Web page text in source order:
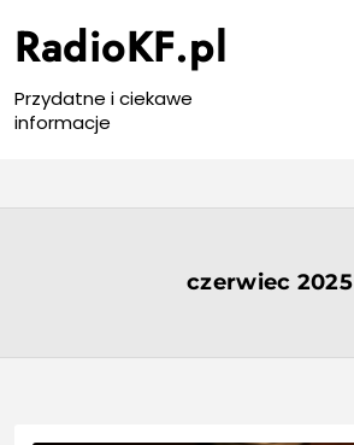
content
RadioKF.pl
Przydatne i ciekawe
informacje
czerwiec 2025